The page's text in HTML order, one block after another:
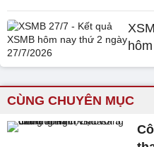
CÙNG CHUYÊN MỤC